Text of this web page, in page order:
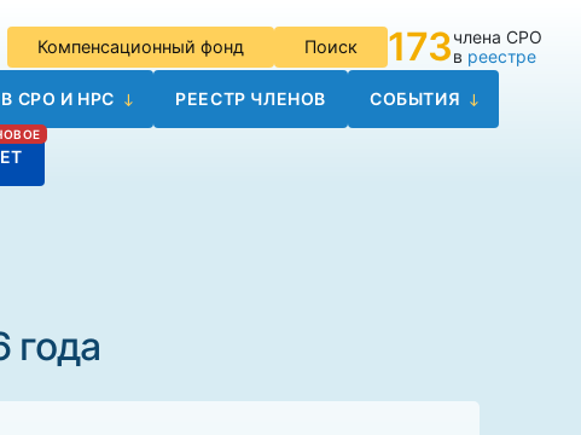
Компенсационный фонд Поиск 173члена СРО
в реестре
СРО И НРС РЕЕСТР ЧЛЕНОВ СОБЫТИЯ
года